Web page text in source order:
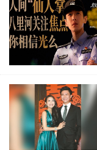
金媛媛对《田耕纪
愤怒，也对行业里
择将对方告上了法
来就吸引了不少观
很高。